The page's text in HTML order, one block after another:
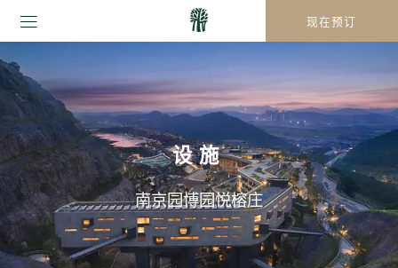
现在预订
设施
南京园博园悦榕庄